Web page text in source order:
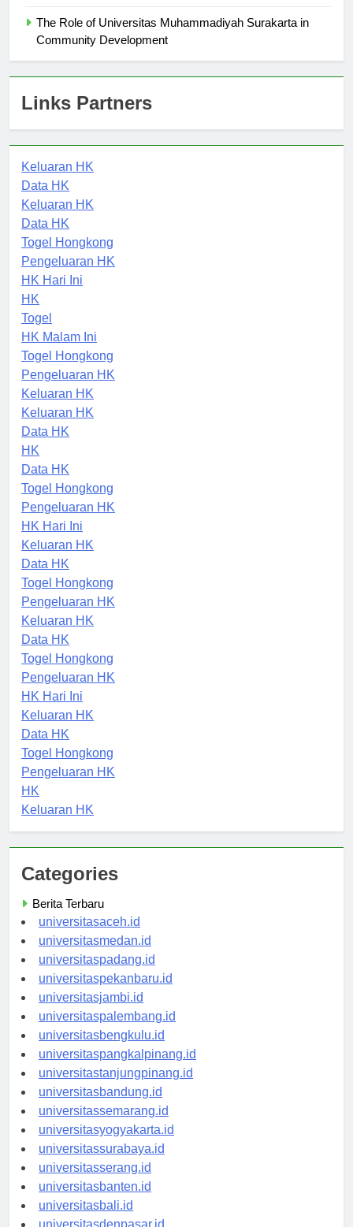
The Role of Universitas Muhammadiyah Surakarta in
Links Partners
Keluaran HK
Data HK
Keluaran HK
Data HK
Togel Hongkong
Pengeluaran HK
HK Hari Ini
HK
Togel
HK Malam Ini
Togel Hongkong
Pengeluaran HK
Keluaran HK
Keluaran HK
Data HK
HK
Data HK
Togel Hongkong
Pengeluaran HK
HK Hari Ini
Keluaran HK
Data HK
Togel Hongkong
Pengeluaran HK
Keluaran HK
Data HK
Togel Hongkong
Pengeluaran HK
HK Hari Ini
Keluaran HK
Data HK
Togel Hongkong
Pengeluaran HK
HK
Categories
Berita Terbaru
universitasaceh.id
universitasmedan.id
universitaspadang.id
universitaspekanbaru.id
universitasjambi.id
universitaspalembang.id
universitasbengkulu.id
universitaspangkalpinang.id
universitastanjungpinang.id
universitasbandung.id
universitassemarang.id
universitasyogyakarta.id
universitassurabaya.id
universitasserang.id
universitasbanten.id
universitasbali.id